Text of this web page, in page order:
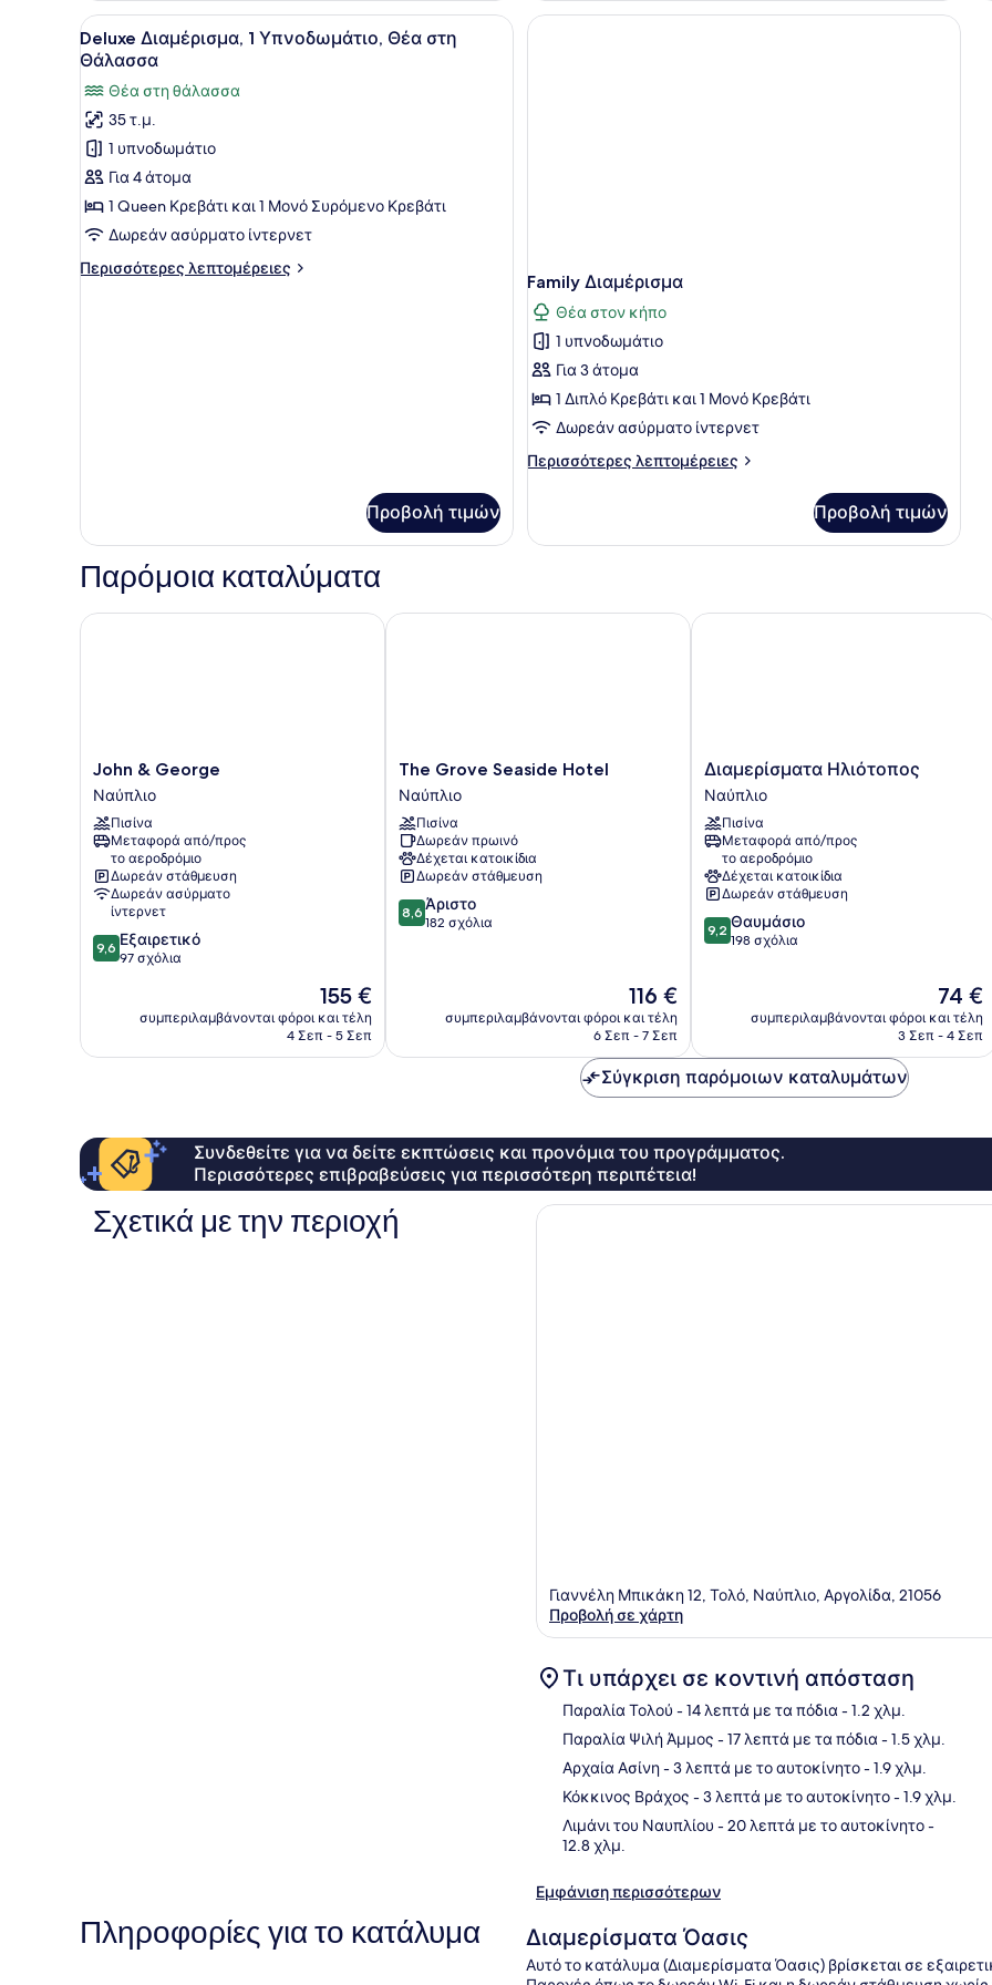
Υπνοδωμάτιο
Προβολή
όλων
φωτογραφιών
για
Deluxe
Διαμέρισμα,
1
Υπνοδωμάτιο,
Θέα
στη
Ένα δωμάτιο ξενοδοχείου με έναν τοίχο από τούβλα, ένα ξύλινο προσκέφαλο με γεωμετρικό
15
Deluxe Διαμέρισμα, 1 Υπνοδωμάτιο, Θέα στη
Θάλασσα
Θέα στη θάλασσα
35 τ.μ.
1 υπνοδωμάτιο
Για 4 άτομα
1 Queen Κρεβάτι και 1 Μονό Συρόμενο Κρεβάτι
Δωρεάν ασύρματο ίντερνετ
Περισσότερες λεπτομέρειες
Περισσότερες
Προβολή τιμών
Family Διαμέρισμα
Θέα στον κήπο
1 υπνοδωμάτιο
Για 3 άτομα
1 Διπλό Κρεβάτι και 1 Μονό Κρεβάτι
Δωρεάν ασύρματο ίντερνετ
Περισσότερες λεπτομέρειες
Περισσότερες
Διαμέρισμα
Προβολή τιμών
Παρόμοια καταλύματα
John
&
George
Ναύπλιο
John & George
Ναύπλιο
Πισίνα
Μεταφορά από/προς
το αεροδρόμιο
Δωρεάν στάθμευση
Δωρεάν ασύρματο
ίντερνετ
9.6
στα
9,6 Εξαιρετικό
97 σχόλια
Η
τιμή
είναι
155 €
συμπεριλαμβάνονται φόροι και τέλη
4 Σεπ - 5 Σεπ
John & George
The
Grove
Seaside
Hotel
Ναύπλιο
The Grove Seaside Hotel
Ναύπλιο
Πισίνα
Δωρεάν πρωινό
Δέχεται κατοικίδια
Δωρεάν στάθμευση
8.6
στα
8,6 Άριστο
182 σχόλια
Η
τιμή
είναι
116 €
συμπεριλαμβάνονται φόροι και τέλη
6 Σεπ - 7 Σεπ
The Grove Seaside Hotel
Διαμερίσματα
Ηλιότοπος
Ναύπλιο
Διαμερίσματα Ηλιότοπος
Ναύπλιο
Πισίνα
Μεταφορά από/προς
το αεροδρόμιο
Δέχεται κατοικίδια
Δωρεάν στάθμευση
9.2
στα
σχόλια
9,2 Θαυμάσιο
198 σχόλια
Η
τιμή
είναι
74 €
συμπεριλαμβάνονται φόροι και τέλη
3 Σεπ - 4 Σεπ
Διαμερίσματα Ηλιότοπος
Σύγκριση παρόμοιων καταλυμάτων
Συνδεθείτε για να δείτε εκπτώσεις και προνόμια του προγράμματος.
Περισσότερες επιβραβεύσεις για περισσότερη περιπέτεια!
Σχετικά με την περιοχή
Γιαννέλη Μπικάκη 12, Τολό, Ναύπλιο, Αργολίδα, 21056
Προβολή σε χάρτη
Τι υπάρχει σε κοντινή απόσταση
Παραλία Τολού - 14 λεπτά με τα πόδια- 1.2 χλμ.
Παραλία Ψιλή Άμμος - 17 λεπτά με τα πόδια- 1.5 χλμ.
Αρχαία Ασίνη- 3 λεπτά με το αυτοκίνητο- 1.9 χλμ.
Κόκκινος Βράχος - 3 λεπτά με το αυτοκίνητο- 1.9 χλμ.
Λιμάνι του Ναυπλίου - 20 λεπτά με το αυτοκίνητο-
12.8 χλμ.
Εμφάνιση περισσότερων
Πληροφορίες για το κατάλυμα Διαμερίσματα Όασις
Αυτό το κατάλυμα (Διαμερίσματα Όασις) βρίσκεται σε